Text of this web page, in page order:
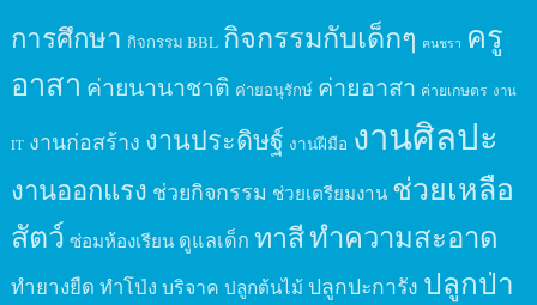
การศึกษา กิจกรรม BBL กิจกรรมกับเด็กๆ คนชรา ครู
อาสา ค่ายนานาชาติ ค่ายอนุรักษ์ ค่ายอาสา ค่ายเกษตร งาน
IT งานก่อสร้าง งานประดิษฐ์ งานฝีมือ งานศิลปะ
งานออกแรง ช่วยกิจกรรม ช่วยเตรียมงาน ช่วยเหลือ
สัตว์ ซ่อมห้องเรียน ดูแลเด็ก ทาสีทำความสะอาด
ทำยางยืด ทำโป่ง บริจาค ปลูกต้นไม้ ปลูกปะการัง ปลูกป่า